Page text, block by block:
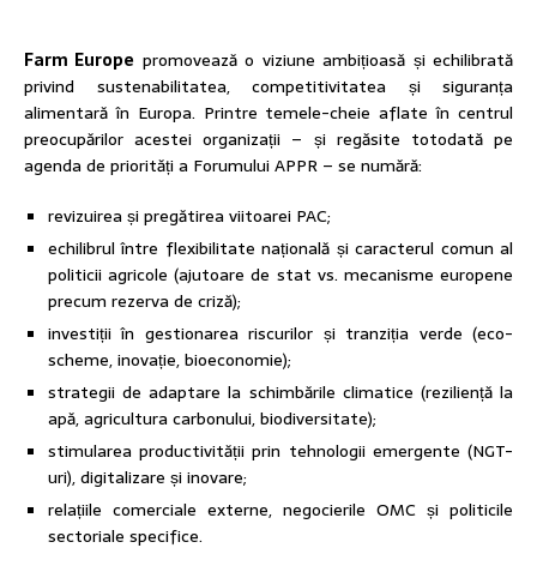
Farm Europe promovează o viziune ambițioasă și echilibrată
privind sustenabilitatea, competitivitatea și siguranța
alimentară în Europa. Printre temele-cheie aflate în centrul
preocupărilor acestei organizații – și regăsite totodată pe
agenda de priorități a Forumului APPR – se numără:
revizuirea și pregătirea viitoarei PAC;
echilibrul între flexibilitate națională și caracterul comun al
politicii agricole (ajutoare de stat vs. mecanisme europene
precum rezerva de criză);
investiții în gestionarea riscurilor și tranziția verde (eco-
scheme, inovație, bioeconomie);
strategii de adaptare la schimbările climatice (reziliență la
apă, agricultura carbonului, biodiversitate);
stimularea productivității prin tehnologii emergente (NGT-
uri), digitalizare și inovare;
relațiile comerciale externe, negocierile OMC și politicile
sectoriale specifice.